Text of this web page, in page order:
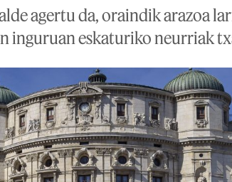
agertu da, oraindik arazoa
inguruan eskaturiko neurriak